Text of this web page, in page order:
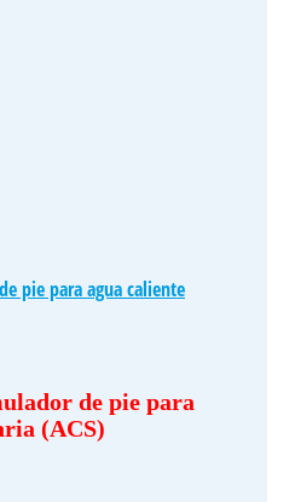
pie para agua caliente
de pie para
(ACS)